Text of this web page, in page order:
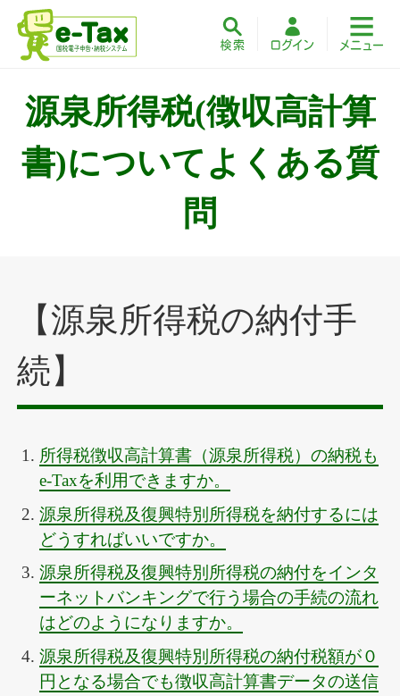
源泉所得税(徴収高計算
書)についてよくある質
問
【源泉所得税の納付手
続】
所得税徴収高計算書（源泉所得税）の納税も
e-Taxを利用できますか。
源泉所得税及復興特別所得税を納付するには
どうすればいいですか。
源泉所得税及復興特別所得税の納付をインタ
ーネットバンキングで行う場合の手続の流れ
はどのようになりますか。
源泉所得税及復興特別所得税の納付税額が０
円となる場合でも徴収高計算書データの送信